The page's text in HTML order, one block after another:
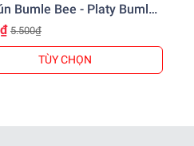
Bumle Bee - Platy Bumle
5.500₫
TÙY CHỌN